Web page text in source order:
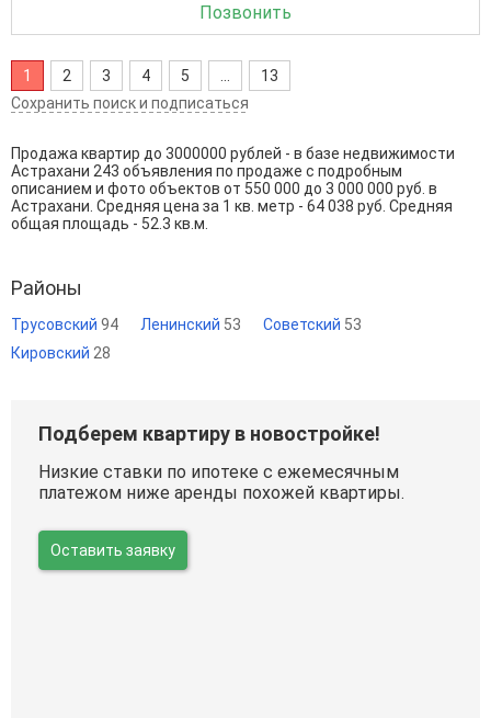
Позвонить
1 2 3 4 5
13
Сохранить поиск и подписаться
Продажа квартир до 3000000 рублей - в базе недвижимости
Астрахани 243 объявления по продаже с подробным
описанием и фото объектов от 550 000 до 3 000 000 руб. в
Астрахани. Средняя цена за 1 кв. метр - 64 038 руб. Средняя
общая площадь - 52.3 кв.м.
Районы
Трусовский 94 Ленинский 53 Советский 53
Кировский 28
Подберем квартиру в новостройке!
Низкие ставки по ипотеке с ежемесячным
платежом ниже аренды похожей квартиры.
Оставить заявку